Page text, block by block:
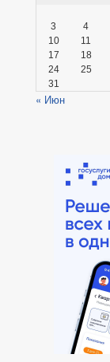
3
4
10
11
17
18
24
25
31
« Июн